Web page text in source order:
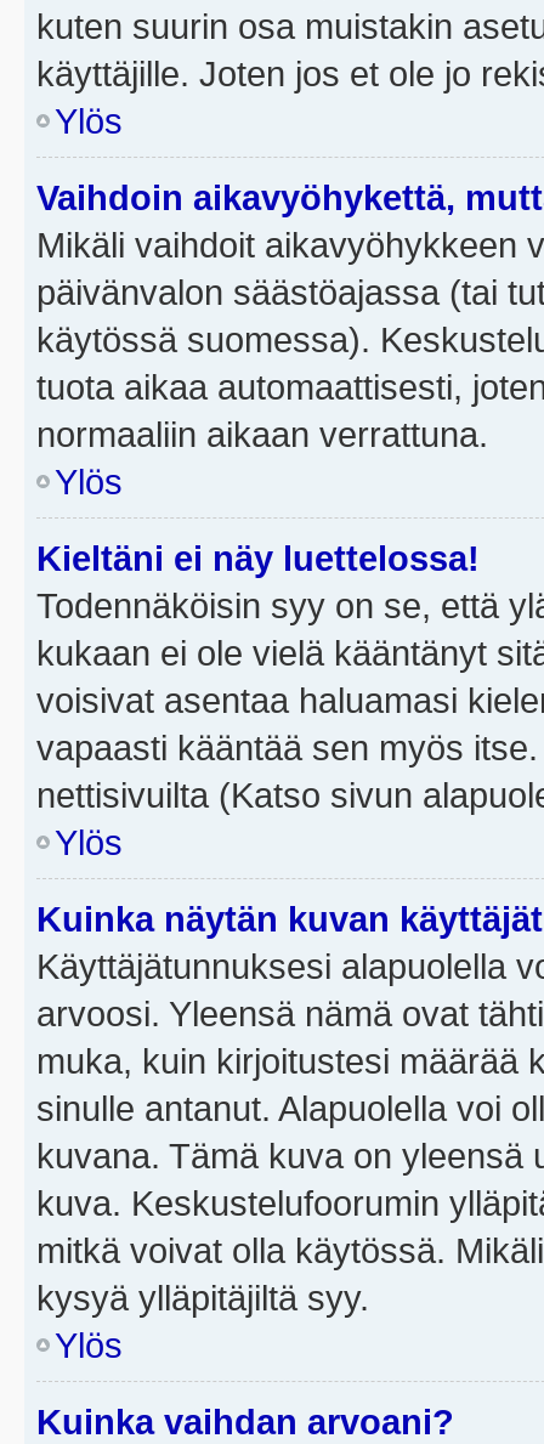
kuten suurin osa muistakin
käyttäjille. Joten jos et ole jo
Ylös
Vaihdoin aikavyöhykettä,
Mikäli vaihdoit aikavyöhykkeen
päivänvalon säästöajassa (tai
käytössä suomessa).
tuota aikaa automaattisesti,
normaaliin aikaan verrattuna.
Ylös
Kieltäni ei näy luettelossa!
Todennäköisin syy on se, että
kukaan ei ole vielä kääntänyt
voisivat asentaa haluamasi
vapaasti kääntää sen myös
nettisivuilta (Katso sivun
Ylös
Kuinka näytän kuvan
Käyttäjätunnuksesi alapuolella
arvoosi. Yleensä nämä ovat
muka, kuin kirjoitustesi määrää
sinulle antanut. Alapuolella voi
kuvana. Tämä kuva on yleensä
kuva. Keskustelufoorumin
mitkä voivat olla käytössä.
kysyä ylläpitäjiltä syy.
Ylös
Kuinka vaihdan arvoani?